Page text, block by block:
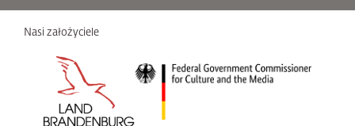
Nasi założyciele